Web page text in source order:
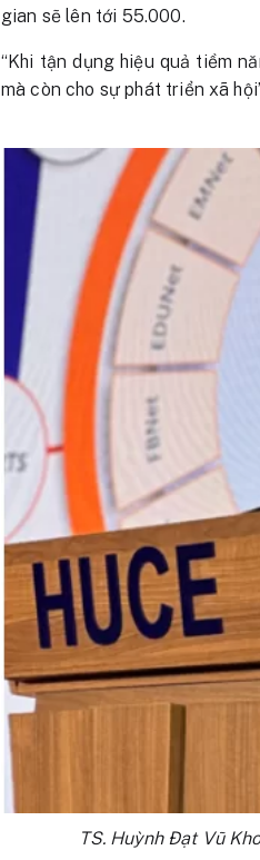
gian sẽ lên tới 55.000.
“Khi tận dụng hiệu quả tiềm
mà còn cho sự phát triển xã
TS. Huỳnh Đạt Vũ